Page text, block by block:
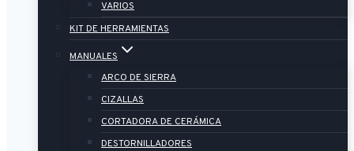
VARIOS
KIT DE HERRAMIENTAS
MANUALES
ARCO DE SIERRA
CIZALLAS
CORTADORA DE CERÁMICA
DESTORNILLADORES